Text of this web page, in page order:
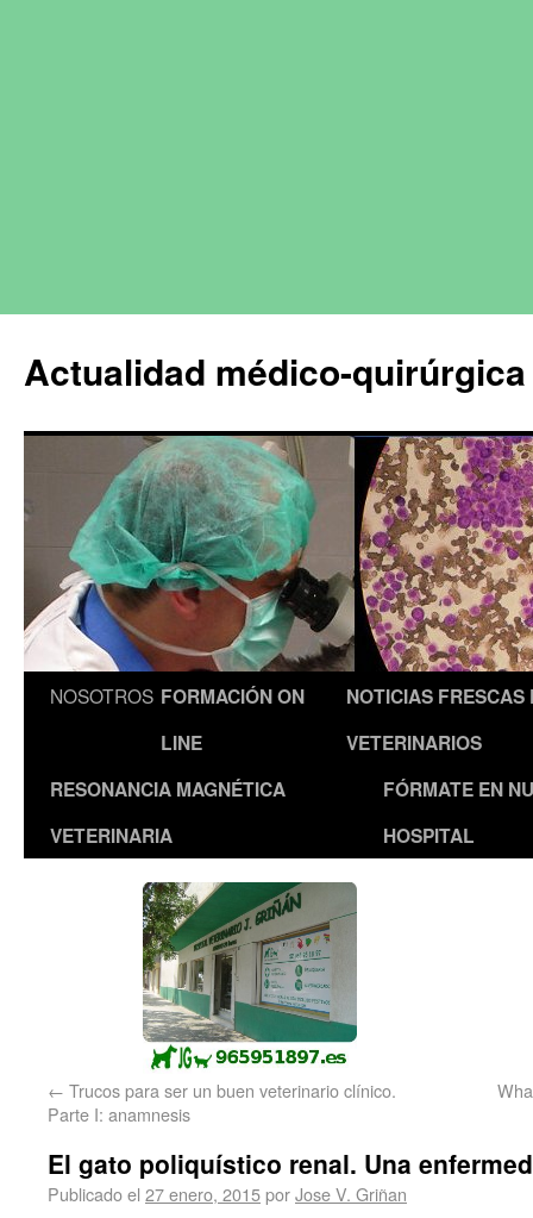
Actualidad médico-
NOSOTROS FORMACIÓN ON
LINE
NOTICIAS FRESCAS
VETERINARIOS
RESONANCIA MAGNÉTICA
VETERINARIA
FÓRMATE EN
HOSPITAL
← Trucos para ser un buen veterinario clínico.
Parte I: anamnesis
El gato poliquístico renal. Una
Publicado el 27 enero, 2015porJose V. Griñan